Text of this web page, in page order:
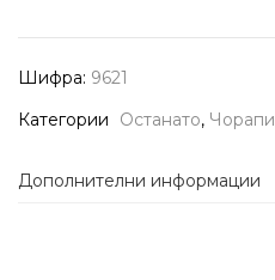
Шифра: 9621
Категории
Останато, Чорапи
Дополнителни информации